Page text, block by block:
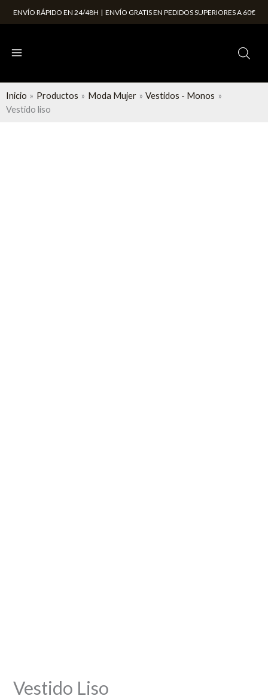
ENVÍO RÁPIDO EN 24/48H | ENVÍO GRATIS EN PEDIDOS SUPERIORES A 60€
Inicio Productos Moda Mujer
Vestidos - Monos
Vestido liso
Vestido Liso